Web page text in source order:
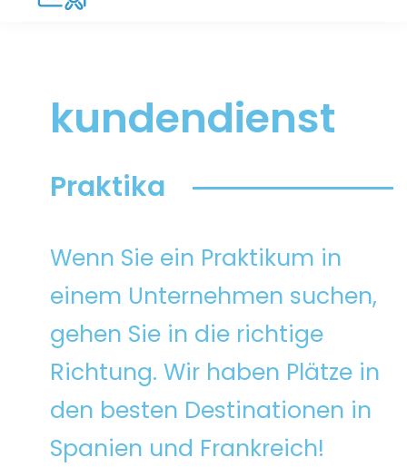
kundendienst
Praktika
Wenn Sie ein Praktikum in
einem Unternehmen suchen,
gehen Sie in die richtige
Richtung. Wir haben Plätze in
den besten Destinationen in
Spanien und Frankreich!